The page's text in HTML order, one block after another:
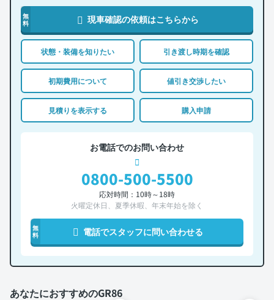
無
料
現車確認の依頼はこちらから
状態・装備を知りたい 引き渡し時期を確認
初期費用について 値引き交渉したい
見積りを表示する 購入申請
お電話でのお問い合わせ
0800-500-5500
応対時間：10時～18時
火曜定休日、夏季休暇、年末年始を除く
無
料
電話でスタッフに問い合わせる
あなたにおすすめのGR86